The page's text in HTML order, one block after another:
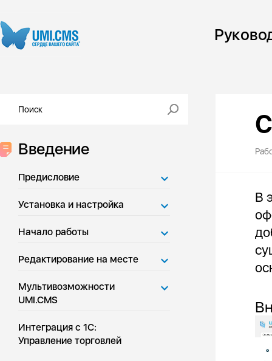
Введение
Предисловие
Установка и настройка
Начало работы
Редактирование на месте
Мультивозможности
UMI.CMS
Интеграция с 1С:
Управление торговлей
В